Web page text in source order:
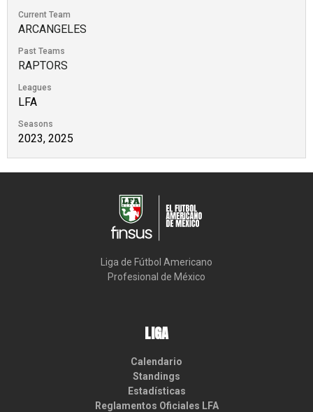
Current Team
ARCANGELES
Past Teams
RAPTORS
Leagues
LFA
Seasons
2023, 2025
Liga de Fútbol Americano
Profesional de México
LIGA
Calendario
Standings
Estadísticas
Reglamentos Oficiales LFA